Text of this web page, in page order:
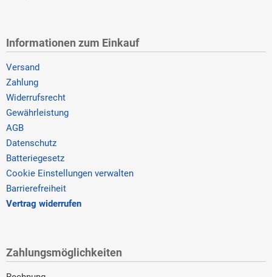
Informationen zum Einkauf
Versand
Zahlung
Widerrufsrecht
Gewährleistung
AGB
Datenschutz
Batteriegesetz
Cookie Einstellungen verwalten
Barrierefreiheit
Vertrag widerrufen
Zahlungsmöglichkeiten